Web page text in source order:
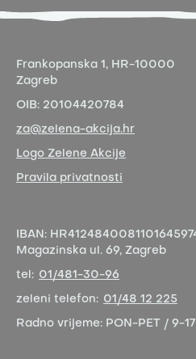
Frankopanska 1, HR-10000
Zagreb
OIB: 20104420784
za@zelena-akcija.hr
Logo Zelene Akcije
Pravila privatnosti
IBAN:
Magazinska ul. 69, Zagreb
tel: 01/481-30-96
zeleni telefon: 01/48 12 225
Radno vrijeme: PON-PET / 9-